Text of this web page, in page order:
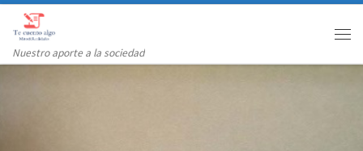
Saltar al contenido
Nuestro aporte a la sociedad